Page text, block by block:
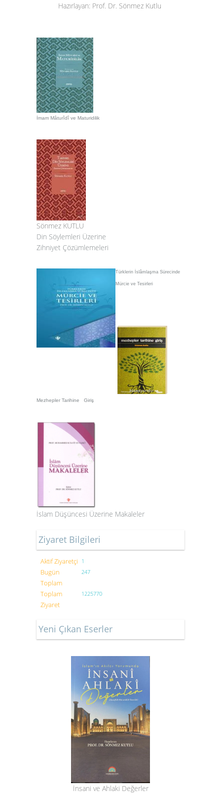
Hazırlayan: Prof. Dr. Sönmez Kutlu
İmam Mâturîdî ve Maturidilik
Sönmez KUTLU
Din Söylemleri Üzerine
Zihniyet Çözümlemeleri
Türklerin İslâmlaşma Sürecinde
Mürcie ve Tesirleri
Mezhepler Tarihine Giriş
İslam Düşüncesi Üzerine Makaleler
Ziyaret Bilgileri
Aktif Ziyaretçi 1
Bugün
Toplam
247
Toplam
Ziyaret
1225770
Yeni Çıkan Eserler
İnsani ve Ahlaki Değerler